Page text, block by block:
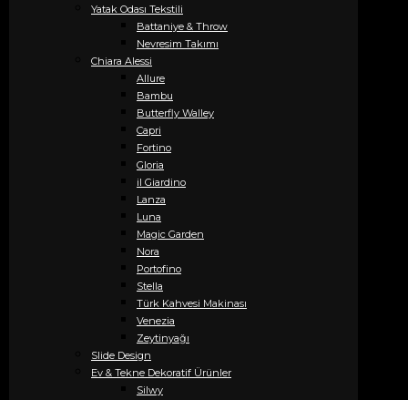
Yatak Odası Tekstili
Battaniye & Throw
Nevresim Takımı
Chiara Alessi
Allure
Bambu
Butterfly Walley
Capri
Fortino
Gloria
il Giardino
Lanza
Luna
Magic Garden
Nora
Portofino
Stella
Türk Kahvesi Makinası
Venezia
Zeytinyağı
Slide Design
Ev & Tekne Dekoratif Ürünler
Silwy